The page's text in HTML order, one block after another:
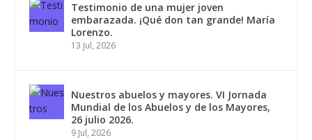
Testimonio de una mujer joven
embarazada. ¡Qué don tan grande! María
Lorenzo.
13 Jul, 2026
Nuestros abuelos y mayores. VI Jornada
Mundial de los Abuelos y de los Mayores,
26 julio 2026.
9 Jul, 2026